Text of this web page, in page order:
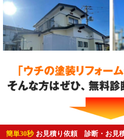
簡単30秒 お見積り依頼 診断・お見